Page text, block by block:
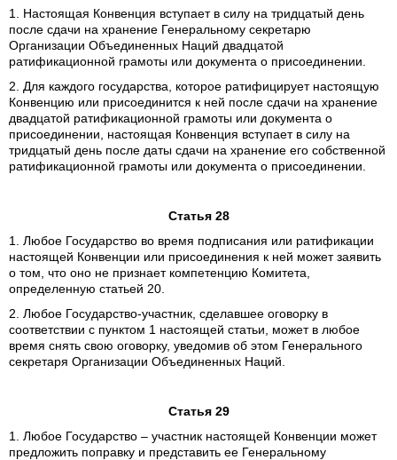
1. Настоящая Конвенция вступает в силу на тридцатый день
после сдачи на хранение Генеральному секретарю
Организации Объединенных Наций двадцатой
ратификационной грамоты или документа о присоединении.
2. Для каждого государства, которое ратифицирует настоящую
Конвенцию или присоединится к ней после сдачи на хранение
двадцатой ратификационной грамоты или документа о
присоединении, настоящая Конвенция вступает в силу на
тридцатый день после даты сдачи на хранение его собственной
ратификационной грамоты или документа о присоединении.
Статья 28
1. Любое Государство во время подписания или ратификации
настоящей Конвенции или присоединения к ней может заявить
о том, что оно не признает компетенцию Комитета,
определенную статьей 20.
2. Любое Государство-участник, сделавшее оговорку в
соответствии с пунктом 1 настоящей статьи, может в любое
время снять свою оговорку, уведомив об этом Генерального
секретаря Организации Объединенных Наций.
Статья 29
1. Любое Государство – участник настоящей Конвенции может
предложить поправку и представить ее Генеральному